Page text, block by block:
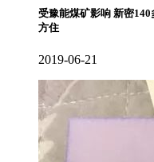
受豫能煤矿影响 新密
方住
2019-06-21